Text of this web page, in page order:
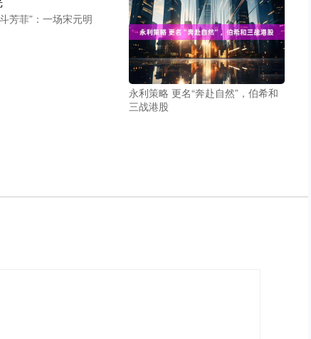
芳菲”：一场宋元明
永利策略 更名“奔赴自然”，伯希和
三战港股